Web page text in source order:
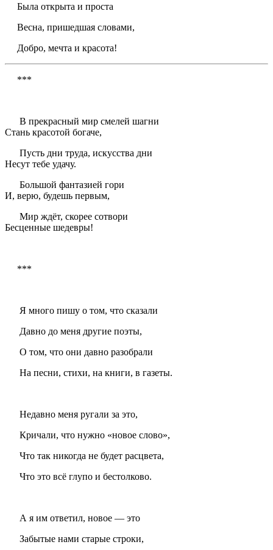
Была открыта и проста
Весна, пришедшая словами,
Добро, мечта и красота!
***
В прекрасный мир смелей шагни
Стань красотой богаче,
Пусть дни труда, искусства дни
Несут тебе удачу.
Большой фантазией гори
И, верю, будешь первым,
Мир ждёт, скорее сотвори
Бесценные шедевры!
***
Я много пишу о том, что сказали
Давно до меня другие поэты,
О том, что они давно разобрали
На песни, стихи, на книги, в газеты.
Недавно меня ругали за это,
Кричали, что нужно «новое слово»,
Что так никогда не будет расцвета,
Что это всё глупо и бестолково.
А я им ответил, новое — это
Забытые нами старые строки,